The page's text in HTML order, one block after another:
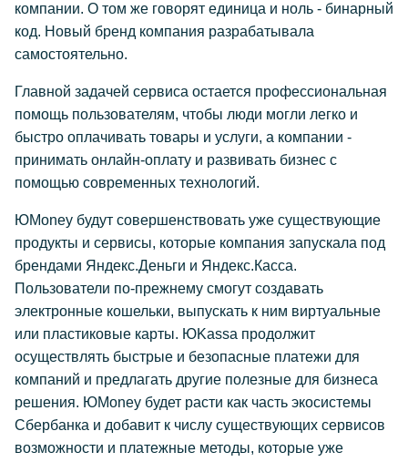
компании. О том же говорят единица и ноль - бинарный
код. Новый бренд компания разрабатывала
самостоятельно.
Главной задачей сервиса остается профессиональная
помощь пользователям, чтобы люди могли легко и
быстро оплачивать товары и услуги, а компании -
принимать онлайн-оплату и развивать бизнес с
помощью современных технологий.
ЮMoney будут совершенствовать уже существующие
продукты и сервисы, которые компания запускала под
брендами Яндекс.Деньги и Яндекс.Касса.
Пользователи по-прежнему смогут создавать
электронные кошельки, выпускать к ним виртуальные
или пластиковые карты. ЮKassa продолжит
осуществлять быстрые и безопасные платежи для
компаний и предлагать другие полезные для бизнеса
решения. ЮMoney будет расти как часть экосистемы
Сбербанка и добавит к числу существующих сервисов
возможности и платежные методы, которые уже